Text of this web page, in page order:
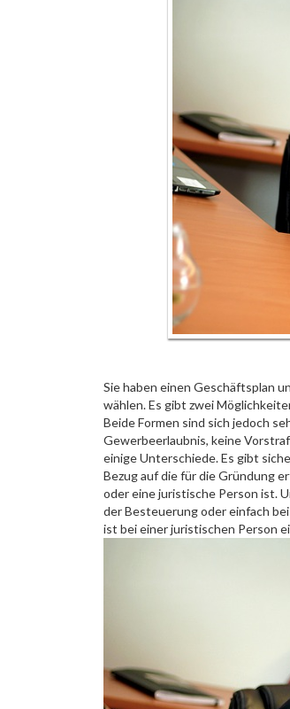
Sie haben einen Geschäftsplan
wählen. Es gibt zwei
Beide Formen sind sich jedoch
Gewerbeerlaubnis, keine
einige Unterschiede. Es gibt
Bezug auf die für die Gründung
oder eine juristische Person ist.
der Besteuerung oder einfach
ist bei einer juristischen Person